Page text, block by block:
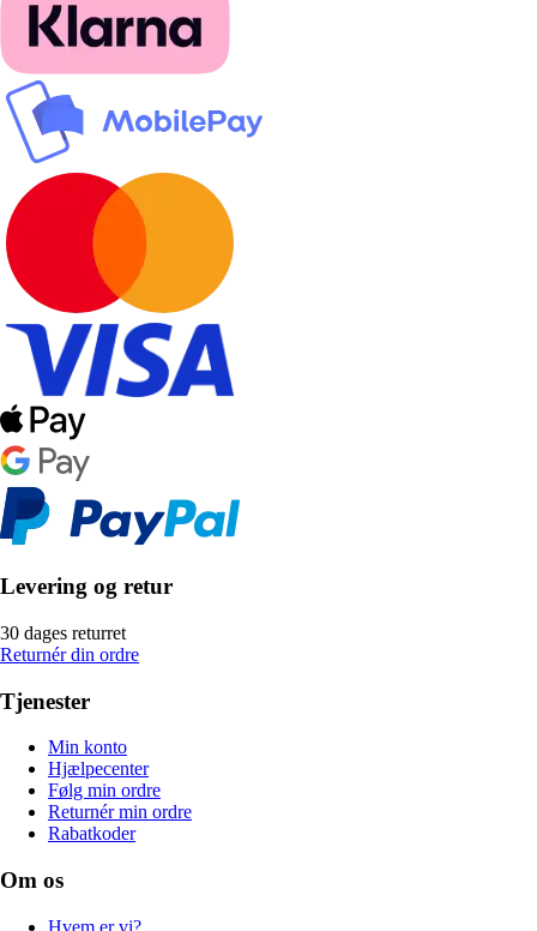
Levering og retur
30 dages returret
Returnér din ordre
Tjenester
Min konto
Hjælpecenter
Følg min ordre
Returnér min ordre
Rabatkoder
Om os
Hvem er vi?